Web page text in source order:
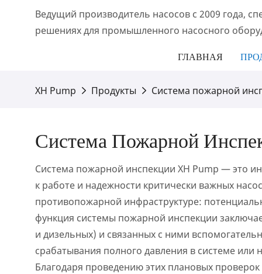
Ведущий производитель насосов с 2009 года,
решениях для промышленного насосного
ГЛАВНАЯ
XH Pump Продукты Система пожарной
Система Пожарной
Система пожарной инспекции XH Pump — это
к работе и надежности критически важных
противопожарной инфраструктуре:
функция системы пожарной инспекции
и дизельных) и связанных с ними
срабатывания полного давления в системе или
Благодаря проведению этих плановых